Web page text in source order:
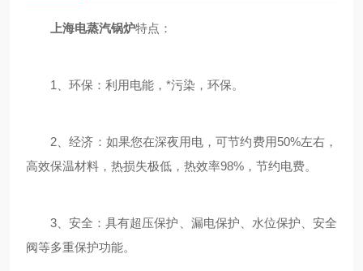
上海电蒸汽锅炉特点：
1、环保：利用电能，*污染，环保。
2、经济：如果您在深夜用电，可节约费用50%左右，
高效保温材料，热损失极低，热效率98%，节约电费。
3、安全：具有超压保护、漏电保护、水位保护、安全
阀等多重保护功能。